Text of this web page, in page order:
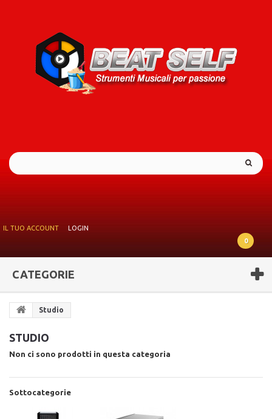
IL TUO ACCOUNT
LOGIN
0
CATEGORIE
Studio
STUDIO
Non ci sono prodotti in questa categoria
Sottocategorie